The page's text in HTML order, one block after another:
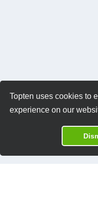
Topten uses cookies to
experience on our